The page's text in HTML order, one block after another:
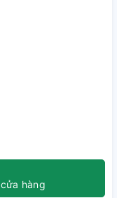
hàng